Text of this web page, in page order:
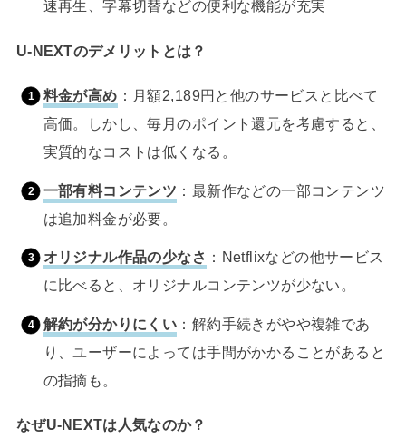
速再生、字幕切替などの便利な機能が充実
U-NEXTのデメリットとは？
料金が高め ：月額2,189円と他のサービスと比べて
高価。しかし、毎月のポイント還元を考慮すると、
実質的なコストは低くなる。
一部有料コンテンツ ：最新作などの一部コンテンツ
は追加料金が必要。
オリジナル作品の少なさ ：Netflixなどの他サービス
に比べると、オリジナルコンテンツが少ない。
解約が分かりにくい ：解約手続きがやや複雑であ
り、ユーザーによっては手間がかかることがあると
の指摘も。
なぜU-NEXTは人気なのか？